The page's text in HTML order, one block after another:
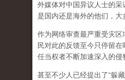
外媒体对中国异议人士的
是国内还是海外的他们，大
作为网络审查最严重受灾区
民对此的反馈至今只停留
任当权者不断加速深入的侵
甚至不少人已经提出了“躲